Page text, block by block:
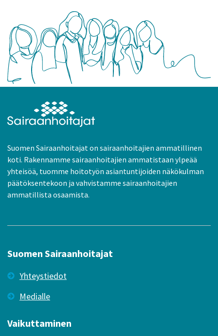
Suomen Sairaanhoitajat on sairaanhoitajien ammatillinen
koti. Rakennamme sairaanhoitajien ammatistaan ylpeää
yhteisöä, tuomme hoitotyön asiantuntijoiden näkökulman
päätöksentekoon ja vahvistamme sairaanhoitajien
ammatillista osaamista.
Suomen Sairaanhoitajat
Yhteystiedot
Medialle
Vaikuttaminen